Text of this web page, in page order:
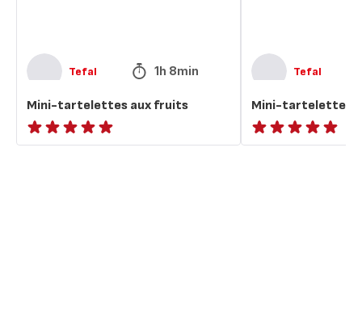
Tefal 1h 8min
Mini-tartelettes aux fruits
ratings.NaN
Tefal
Mini-tartelettes
ratings.NaN